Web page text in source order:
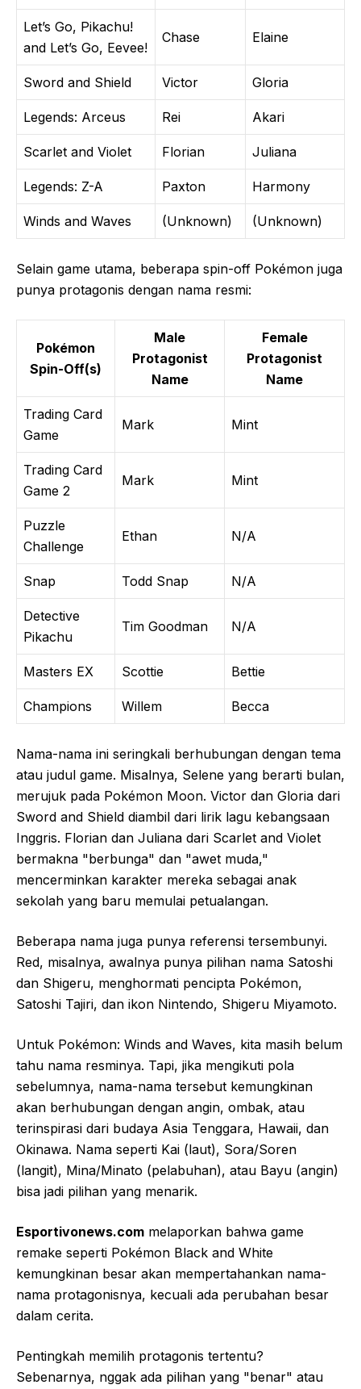
Let’s Go, Pikachu!
and Let’s Go, Eevee!
Chase Elaine
Sword and Shield Victor Gloria
Legends: Arceus Rei Akari
Scarlet and Violet Florian Juliana
Legends: Z-A Paxton Harmony
Winds and Waves (Unknown) (Unknown)
Selain game utama, beberapa spin-off Pokémon juga
punya protagonis dengan nama resmi:
Pokémon
Spin-Off(s)
Male
Protagonist
Name
Female
Protagonist
Name
Trading Card
Game
Mark Mint
Trading Card
Game 2
Mark Mint
Puzzle
Challenge
Ethan N/A
Snap Todd Snap N/A
Detective
Pikachu
Tim Goodman N/A
Masters EX Scottie Bettie
Champions Willem Becca
Nama-nama ini seringkali berhubungan dengan tema
atau judul game. Misalnya, Selene yang berarti bulan,
merujuk pada Pokémon Moon. Victor dan Gloria dari
Sword and Shield diambil dari lirik lagu kebangsaan
Inggris. Florian dan Juliana dari Scarlet and Violet
bermakna "berbunga" dan "awet muda,"
mencerminkan karakter mereka sebagai anak
sekolah yang baru memulai petualangan.
Beberapa nama juga punya referensi tersembunyi.
Red, misalnya, awalnya punya pilihan nama Satoshi
dan Shigeru, menghormati pencipta Pokémon,
Satoshi Tajiri, dan ikon Nintendo, Shigeru Miyamoto.
Untuk Pokémon: Winds and Waves, kita masih belum
tahu nama resminya. Tapi, jika mengikuti pola
sebelumnya, nama-nama tersebut kemungkinan
akan berhubungan dengan angin, ombak, atau
terinspirasi dari budaya Asia Tenggara, Hawaii, dan
Okinawa. Nama seperti Kai (laut), Sora/Soren
(langit), Mina/Minato (pelabuhan), atau Bayu (angin)
bisa jadi pilihan yang menarik.
Esportivonews.com melaporkan bahwa game
remake seperti Pokémon Black and White
kemungkinan besar akan mempertahankan nama-
nama protagonisnya, kecuali ada perubahan besar
dalam cerita.
Pentingkah memilih protagonis tertentu?
Sebenarnya, nggak ada pilihan yang "benar" atau